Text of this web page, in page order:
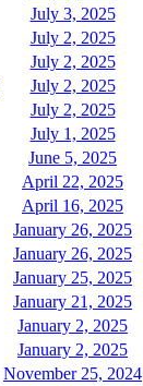
July 3, 2025
July 2, 2025
July 2, 2025
July 2, 2025
July 2, 2025
July 1, 2025
June 5, 2025
April 22, 2025
April 16, 2025
January 26, 2025
January 26, 2025
January 25, 2025
January 21, 2025
January 2, 2025
January 2, 2025
November 25, 2024